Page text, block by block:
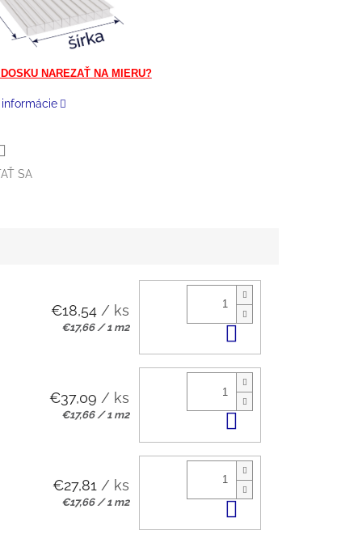
NAREZAŤ NA MIERU?
SA
€18,54 / ks
Jednotková
€17,66 / 1 m2
€37,09 / ks
Jednotková
€17,66 / 1 m2
€27,81 / ks
Jednotková
€17,66 / 1 m2